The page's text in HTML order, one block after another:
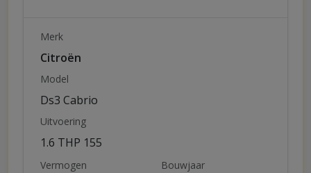
Merk
Citroën
Model
Ds3 Cabrio
Uitvoering
1.6 THP 155
Vermogen Bouwjaar